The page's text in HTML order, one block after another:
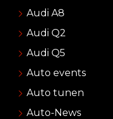
Audi A8
Audi Q2
Audi Q5
Auto events
Auto tunen
Auto-News